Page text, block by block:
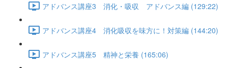
アドバンス講座3 消化・吸収 アドバンス編 (129:22)
アドバンス講座4 消化吸収を味方に！対策編 (144:20)
アドバンス講座5 精神と栄養 (165:06)